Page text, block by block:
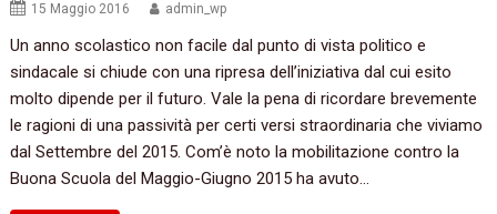
15 Maggio 2016 admin_wp
Un anno scolastico non facile dal punto di vista politico e
sindacale si chiude con una ripresa dell’iniziativa dal cui esito
molto dipende per il futuro. Vale la pena di ricordare brevemente
le ragioni di una passività per certi versi straordinaria che viviamo
dal Settembre del 2015. Com’è noto la mobilitazione contro la
Buona Scuola del Maggio-Giugno 2015 ha avuto…